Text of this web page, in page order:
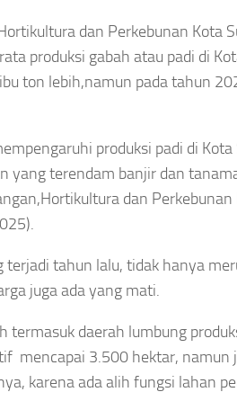
dan Perkebunan Kota
produksi gabah atau padi di
ton lebih,namun pada tahun
produksi padi di Kota
yang terendam banjir dan
dan Perkebunan
tahun lalu, tidak hanya
juga ada yang mati.
termasuk daerah lumbung
mencapai 3.500 hektar, namun
karena ada alih fungsi lahan
di